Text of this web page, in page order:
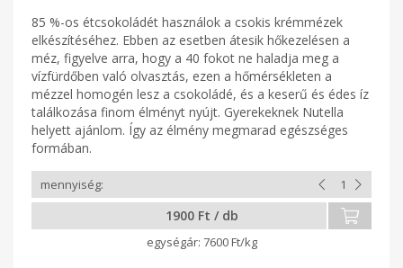
85 %-os étcsokoládét használok a csokis krémmézek
elkészítéséhez. Ebben az esetben átesik hőkezelésen a
méz, figyelve arra, hogy a 40 fokot ne haladja meg a
vízfürdőben való olvasztás, ezen a hőmérsékleten a
mézzel homogén lesz a csokoládé, és a keserű és édes íz
találkozása finom élményt nyújt. Gyerekeknek Nutella
helyett ajánlom. Így az élmény megmarad egészséges
formában.
1900 Ft / db
7600 Ft/kg